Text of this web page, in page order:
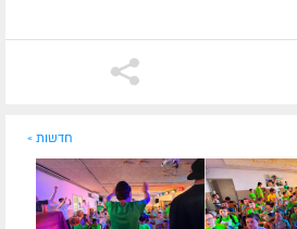
חדשות »